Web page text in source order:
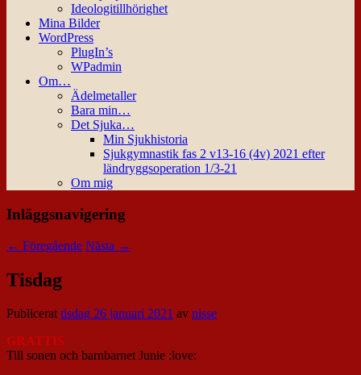
Ideologitillhörighet
Mina Bilder
WordPress
PlugIn’s
WPadmin
Om…
Ädelmetaller
Bara min…
Det Sjuka…
Min Sjukhistoria
Sjukgymnastik fas 2 v13-16 (4v) 2021 efter
ländryggsoperation 1/3-21
Om mig
Inläggsnavigering
← Föregående Nästa →
Tisdag
Publicerattisdag 26 januari 2021 av nisse
GRATTIS
Till sonen och barnbarnet Junie :love: